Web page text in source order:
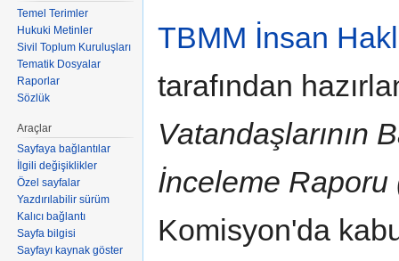
TBMM İnsan
tarafından
Vatandaşlarının
İnceleme Raporu
Komisyon'da
Temel Terimler
Hukuki Metinler
Sivil Toplum Kuruluşları
Tematik Dosyalar
Raporlar
Sözlük
Araçlar
Sayfaya bağlantılar
İlgili değişiklikler
Özel sayfalar
Yazdırılabilir sürüm
Kalıcı bağlantı
Sayfa bilgisi
Sayfayı kaynak göster